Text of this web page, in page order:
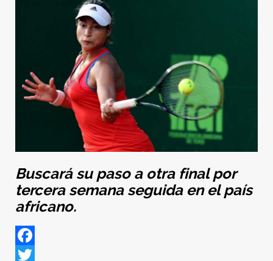
Buscará su paso a otra final por
tercera semana seguida en el país
africano.
Facebook